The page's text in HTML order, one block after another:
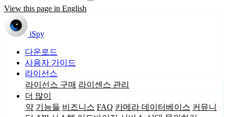
View this page in English
iSpy
다운로드
사용자 가이드
라이선스
라이선스 구매 라이센스 관리
더 많이
약 기능들 비즈니스 FAQ 카메라 데이터베이스 커뮤니